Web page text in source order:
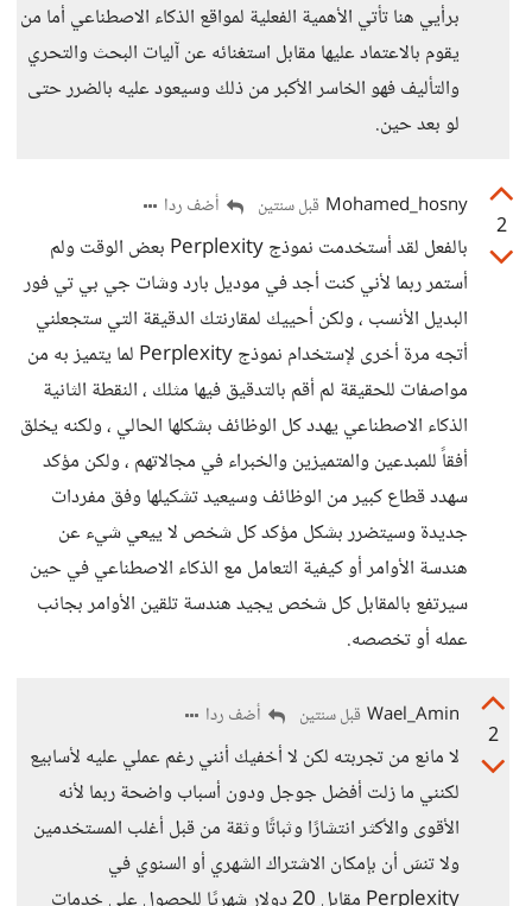
برأيي هنا تأتي الأهمية الفعلية لمواقع الذكاء الاصطناعي أما من
يقوم بالاعتماد عليها مقابل استغنائه عن آليات البحث والتحري
والتأليف فهو الخاسر الأكبر من ذلك وسيعود عليه بالضرر حتى
لو بعد حين.
2
Mohamed_hosny قبل سنتين أضف ردا
بالفعل لقد أستخدمت نموذج Perplexity بعض الوقت ولم
أستمر ربما لأني كنت أجد في موديل بارد وشات جي بي تي فور
البديل الأنسب ، ولكن أحييك لمقارنتك الدقيقة التي ستجعلني
أتجه مرة أخرى لإستخدام نموذج Perplexity لما يتميز به من
مواصفات للحقيقة لم أقم بالتدقيق فيها مثلك ، النقطة الثانية
الذكاء الاصطناعي يهدد كل الوظائف بشكلها الحالي ، ولكنه يخلق
أفقاً للمبدعين والمتميزين والخبراء في مجالاتهم ، ولكن مؤكد
سهدد قطاع كبير من الوظائف وسيعيد تشكيلها وفق مفردات
جديدة وسيتضرر بشكل مؤكد كل شخص لا ييعي شيء عن
هندسة الأوامر أو كيفية التعامل مع الذكاء الاصطناعي في حين
سيرتفع بالمقابل كل شخص يجيد هندسة تلقين الأوامر بجانب
عمله أو تخصصه.
2
Wael_Amin قبل سنتين أضف ردا
لا مانع من تجربته لكن لا أخفيك أنني رغم عملي عليه لأسابيع
لكنني ما زلت أفضل جوجل ودون أسباب واضحة ربما لأنه
الأقوى والأكثر انتشارًا وثباتًا وثقة من قبل أغلب المستخدمين
ولا تنسَ أن بإمكان الاشتراك الشهري أو السنوي في